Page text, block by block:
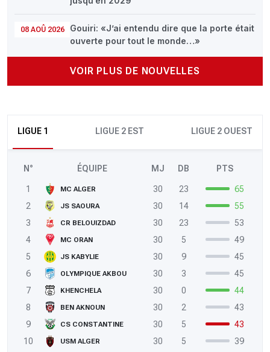
08 AOÛ 2026
Gouiri: «J’ai entendu dire que la porte était
ouverte pour tout le monde…»
VOIR PLUS DE NOUVELLES
LIGUE 1 LIGUE 2 EST LIGUE 2 OUEST
N° ÉQUIPE MJ DB PTS
1 MC ALGER 30 23
65
2
JS SAOURA 30 14
55
3
CR BELOUIZDAD 30 23
53
4
MC ORAN 30 5
49
5
JS KABYLIE 30 9
45
6
OLYMPIQUE AKBOU 30 3
45
7
KHENCHELA 30 0
44
8
BEN AKNOUN 30 2
43
9
CS CONSTANTINE 30 5
43
10
USM ALGER 30 5
39